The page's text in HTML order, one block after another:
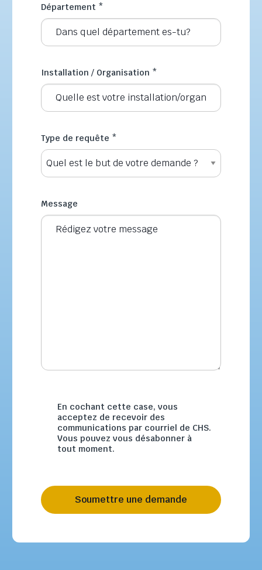
Département *
Installation / Organisation *
Type de requête *
Message
En cochant cette case, vous
acceptez de recevoir des
communications par courriel de CHS.
Vous pouvez vous désabonner à
tout moment.
Soumettre une demande